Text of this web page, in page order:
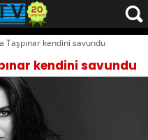
Taşpınar kendini savundu
kendini savundu